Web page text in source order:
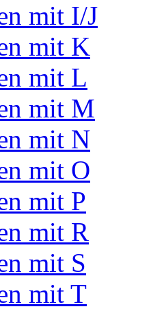
mit I/J
mit K
mit L
mit M
mit N
mit O
mit P
mit R
mit S
mit T